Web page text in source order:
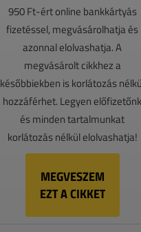
950 Ft-ért online bankkártyás
fizetéssel, megvásárolhatja és
azonnal elolvashatja. A
megvásárolt cikkhez a
későbbiekben is korlátozás
hozzáférhet. Legyen előfizetőnk
és minden tartalmunkat
korlátozás nélkül elolvashatja!
MEGVESZEM
EZT A CIKKET